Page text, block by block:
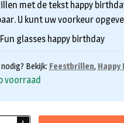
met de tekst happy
U kunt uw voorkeur
glasses happy birthday
Bekijk: Feestbrillen, Happy
voorraad